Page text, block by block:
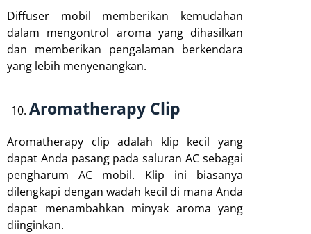
Diffuser mobil memberikan kemudahan
dalam mengontrol aroma yang dihasilkan
dan memberikan pengalaman berkendara
yang lebih menyenangkan.
Aromatherapy Clip
Aromatherapy clip adalah klip kecil yang
dapat Anda pasang pada saluran AC sebagai
pengharum AC mobil. Klip ini biasanya
dilengkapi dengan wadah kecil di mana Anda
dapat menambahkan minyak aroma yang
diinginkan.